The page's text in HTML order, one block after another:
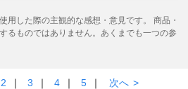
用した際の主観的な感想・意見です。 商品・
るものではありません。あくまでも一つの参
2 ｜ 3 ｜ 4 ｜ 5 ｜ 次へ >